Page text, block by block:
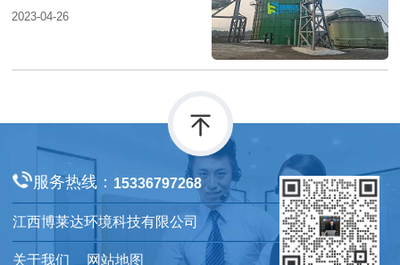
2023-04-26
服务热线： 15336797268
江西博莱达环境科技有限公司
关于我们 网站地图